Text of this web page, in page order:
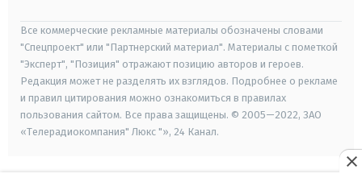
Все коммерческие рекламные материалы обозначены словами
"Спецпроект" или "Партнерский материал". Материалы с пометкой
"Эксперт", "Позиция" отражают позицию авторов и героев.
Редакция может не разделять их взглядов. Подробнее о рекламе
и правил цитирования можно ознакомиться в правилах
пользования сайтом. Все права защищены. © 2005—2022, ЗАО
«Телерадиокомпания" Люкс "», 24 Канал.